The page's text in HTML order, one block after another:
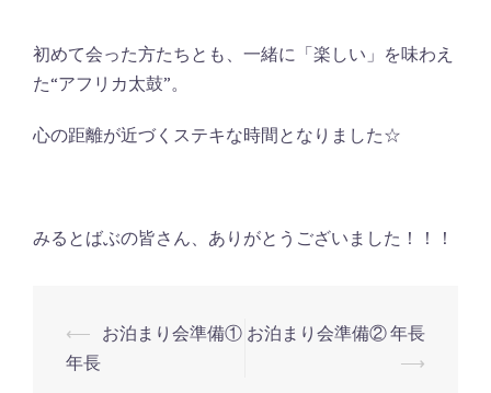
初めて会った方たちとも、一緒に「楽しい」を味わえ
た“アフリカ太鼓”。
心の距離が近づくステキな時間となりました☆
みるとばぶの皆さん、ありがとうございました！！！
投
稿
⟵ お泊まり会準備①
年長
お泊まり会準備② 年長
⟶